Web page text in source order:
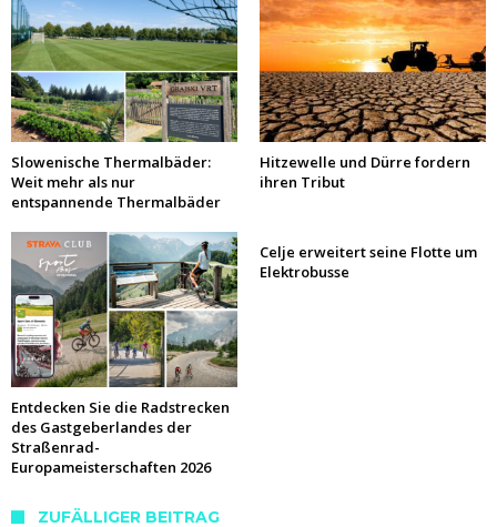
Slowenische Thermalbäder:
Weit mehr als nur
entspannende Thermalbäder
Hitzewelle und Dürre fordern
ihren Tribut
Entdecken Sie die Radstrecken
des Gastgeberlandes der
Straßenrad-
Europameisterschaften 2026
Celje erweitert seine Flotte um
Elektrobusse
ZUFÄLLIGER BEITRAG